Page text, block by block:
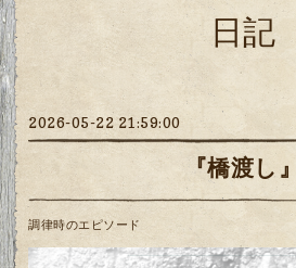
日記
2026-05-22 21:59:00
『橋渡し』
調律時のエピソード